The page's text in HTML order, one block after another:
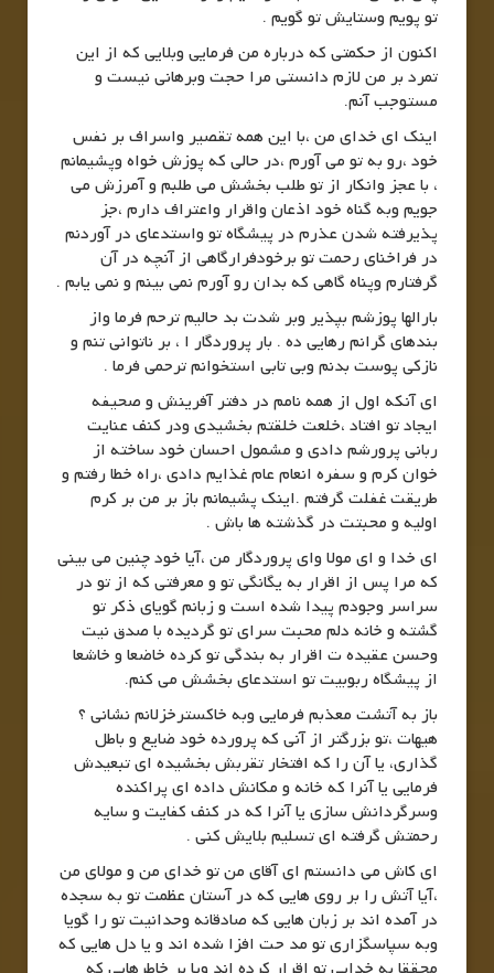
تو پویم وستایش تو گویم .
اکنون از حکمتی که درباره من فرمایی وبلایی که از این
تمرد بر من لازم دانستی مرا حجت وبرهانی نیست و
مستوجب آنم.
اینک ای خدای من ،با این همه تقصیر واسراف بر نفس
خود ،رو به تو می آورم ،در حالی که پوزش خواه وپشیمانم
، با عجز وانکار از تو طلب بخشش می طلبم و آمرزش می
جویم وبه گناه خود اذعان واقرار واعتراف دارم ،جز
پذیرفته شدن عذرم در پیشگاه تو واستدعای در آوردنم
در فراخنای رحمت تو برخودفرارگاهی از آنچه در آن
گرفتارم وپناه گاهی که بدان رو آورم نمی بینم و نمی یابم .
بارالها پوزشم بپذیر وبر شدت بد حالیم ترحم فرما واز
بندهای گرانم رهایی ده . بار پروردگار ا ، بر ناتوانی تنم و
نازکی پوست بدنم وبی تابی استخوانم ترحمی فرما .
ای آنکه اول از همه نامم در دفتر آفرینش و صحیفه
ایجاد تو افتاد ،خلعت خلقتم بخشیدی ودر کنف عنایت
ربانی پرورشم دادی و مشمول احسان خود ساخته از
خوان کرم و سفره انعام عام غذایم دادی ،راه خطا رفتم و
طریقت غفلت گرفتم .اینک پشیمانم باز بر من بر کرم
اولیه و محبتت در گذشته ها باش .
ای خدا و ای مولا وای پروردگار من ،آیا خود چنین می بینی
که مرا پس از اقرار به یگانگی تو و معرفتی که از تو در
سراسر وجودم پیدا شده است و زبانم گویای ذکر تو
گشته و خانه دلم محبت سرای تو گردیده با صدق نیت
وحسن عقیده ت اقرار به بندگی تو کرده خاضعا و خاشعا
از پیشگاه ربوبیت تو استدعای بخشش می کنم.
باز به آتشت معذبم فرمایی وبه خاکسترخزلانم نشانی ؟
هیهات ،تو بزرگتر از آنی که پرورده خود ضایع و باطل
گذاری، یا آن را که افتخار تقربش بخشیده ای تبعیدش
فرمایی یا آنرا که خانه و مکانش داده ای پراکنده
وسرگردانش سازی یا آنرا که در کنف کفایت و سایه
رحمتش گرفته ای تسلیم بلایش کنی .
ای کاش می دانستم ای آقای من تو خدای من و مولای من
،آیا آتش را بر روی هایی که در آستان عظمت تو به سجده
در آمده اند بر زبان هایی که صادقانه وحدانیت تو را گویا
وبه سپاسگزاری تو مد حت افزا شده اند و یا دل هایی که